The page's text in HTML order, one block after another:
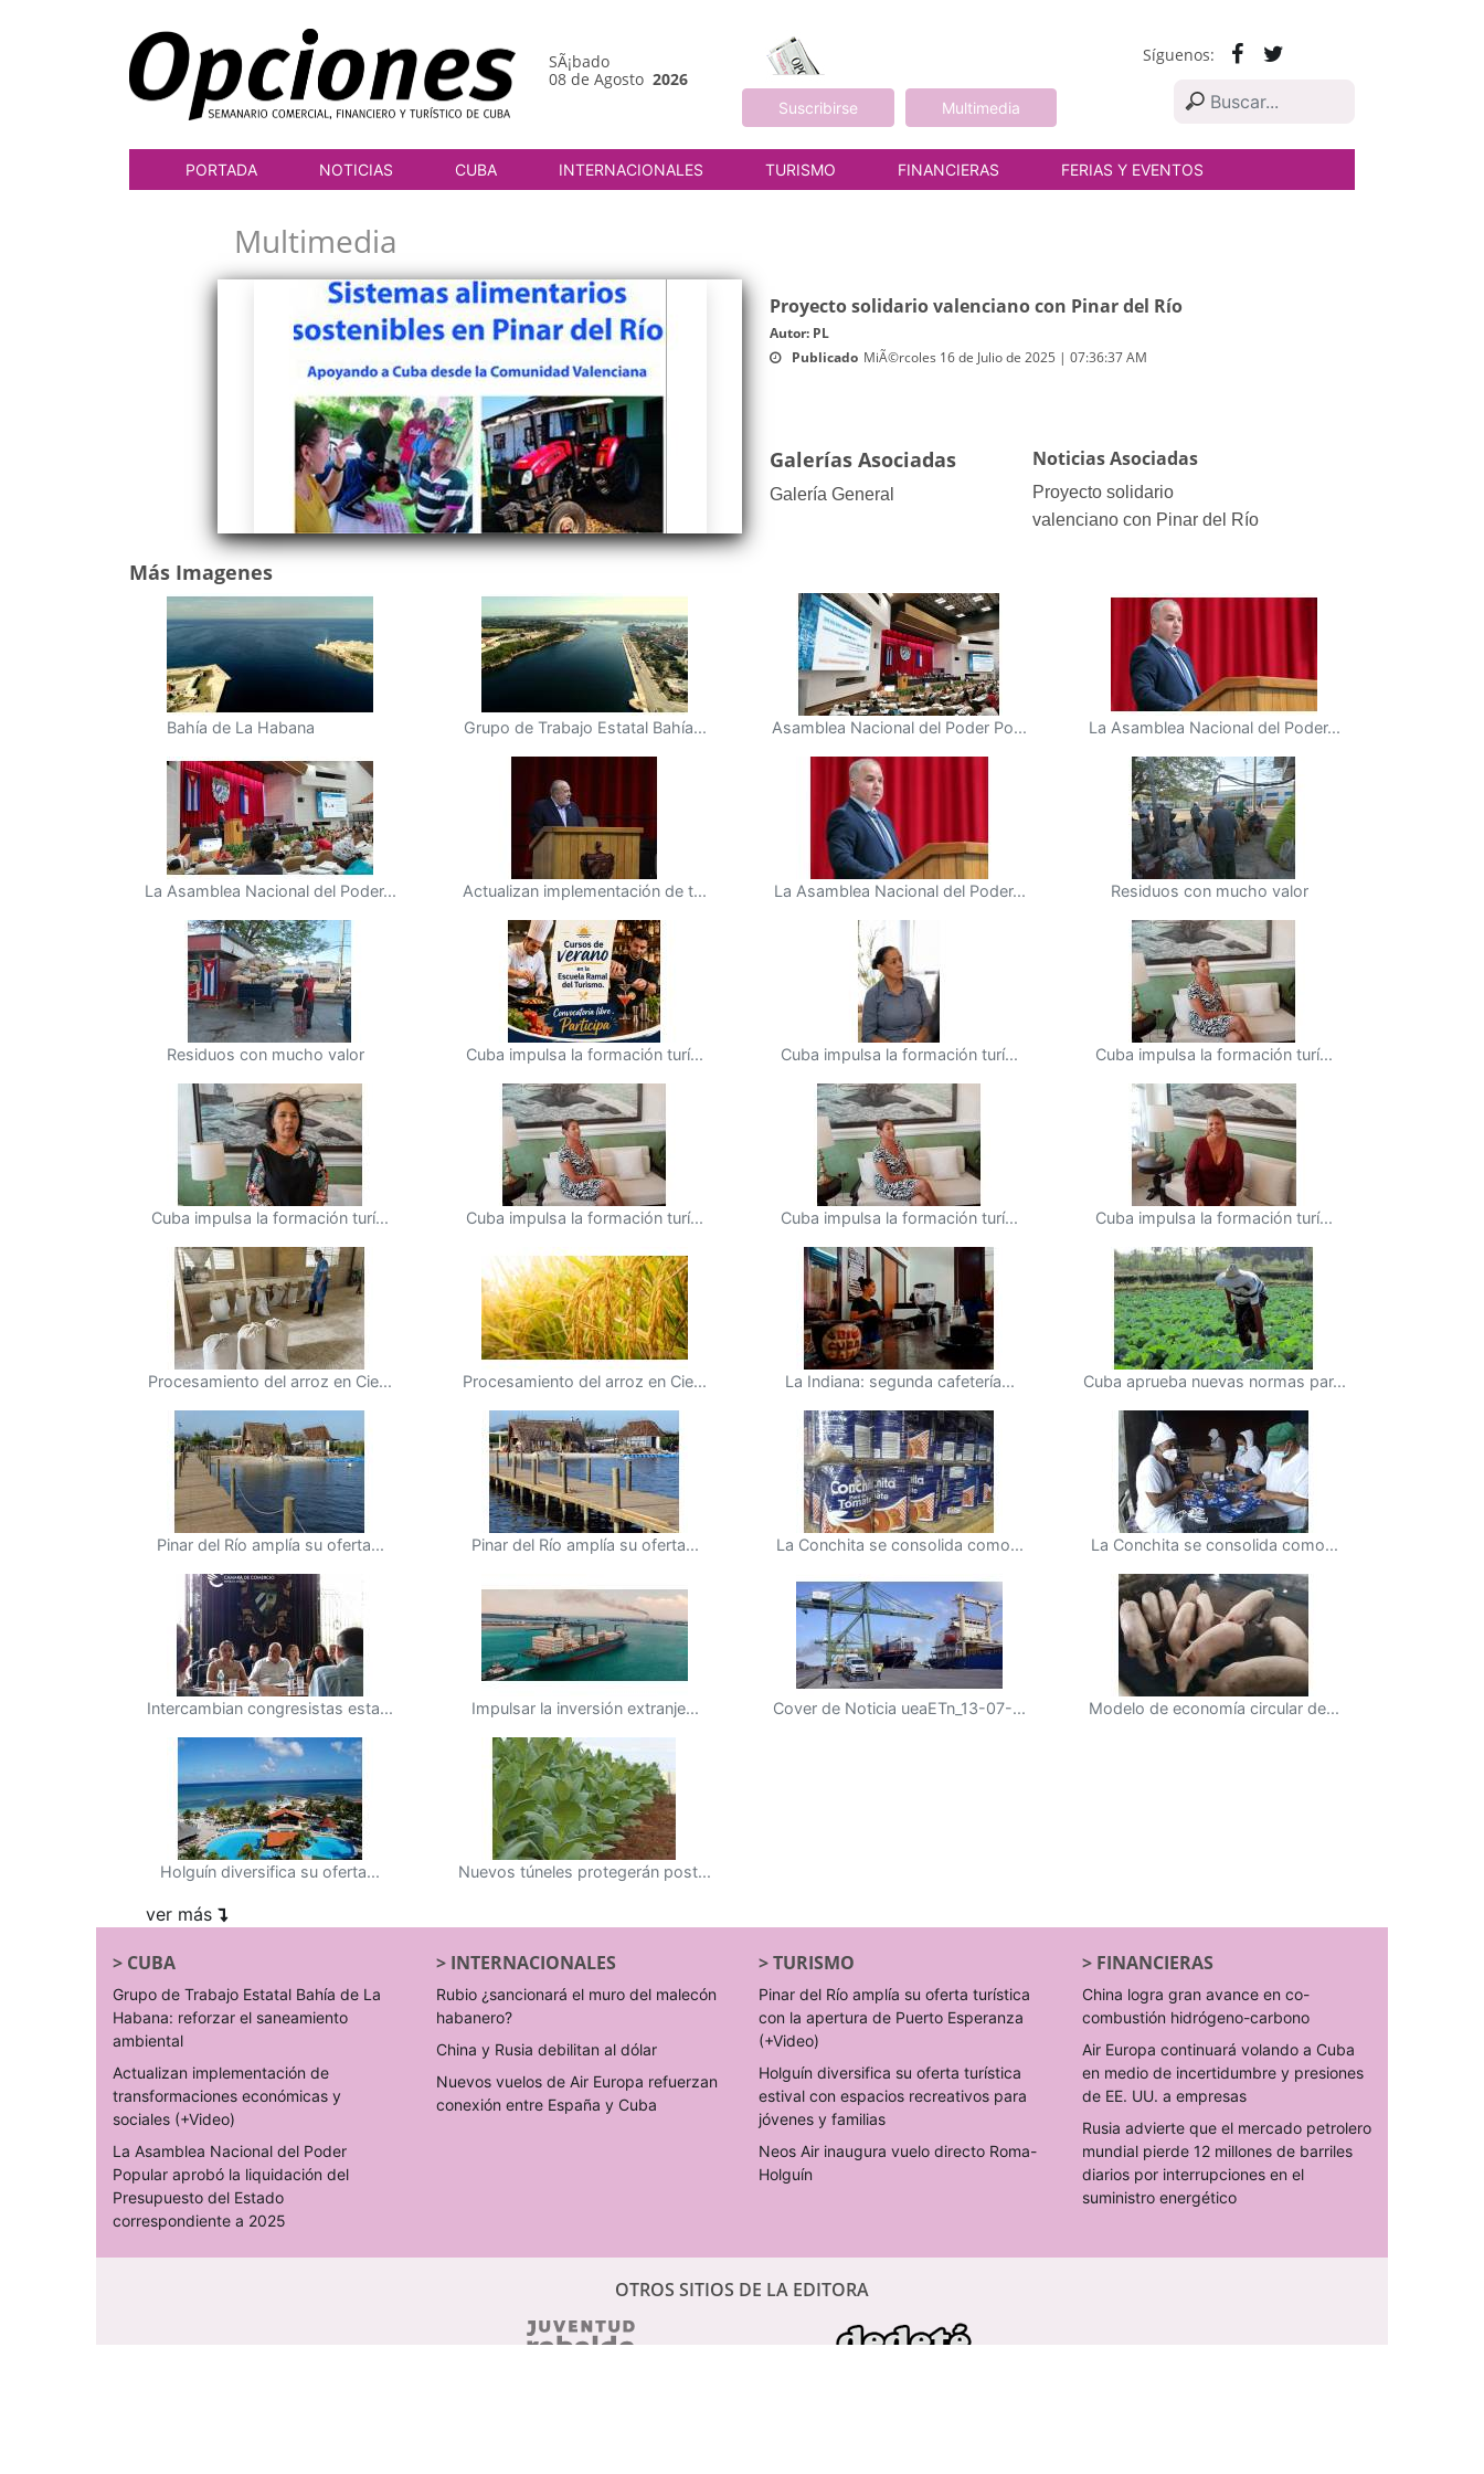
SÃ¡bado
08 de Agosto 2026
Suscribirse Multimedia
Síguenos:
PORTADA NOTICIAS CUBA INTERNACIONALES TURISMO FINANCIERAS FERIAS Y EVENTOS
Multimedia
Proyecto solidario valenciano con Pinar del Río
Autor: PL
Publicado MiÃ©rcoles 16 de Julio de 2025 | 07:36:37 AM
Galerías Asociadas
Galería General
Noticias Asociadas
Proyecto solidario
valenciano con Pinar del Río
Más Imagenes
Bahía de La Habana Grupo de Trabajo Estatal Bahía... Asamblea Nacional del Poder Po... La Asamblea Nacional del Poder...
La Asamblea Nacional del Poder... Actualizan implementación de t... La Asamblea Nacional del Poder... Residuos con mucho valor
Residuos con mucho valor Cuba impulsa la formación turí... Cuba impulsa la formación turí... Cuba impulsa la formación turí...
Cuba impulsa la formación turí... Cuba impulsa la formación turí... Cuba impulsa la formación turí... Cuba impulsa la formación turí...
Procesamiento del arroz en Cie... Procesamiento del arroz en Cie... La Indiana: segunda cafetería... Cuba aprueba nuevas normas par...
Pinar del Río amplía su oferta... Pinar del Río amplía su oferta... La Conchita se consolida como... La Conchita se consolida como...
Intercambian congresistas esta... Impulsar la inversión extranje... Cover de Noticia ueaETn_13-07-... Modelo de economía circular de...
Holguín diversifica su oferta... Nuevos túneles protegerán post...
ver más
> CUBA
Grupo de Trabajo Estatal Bahía de La
Habana: reforzar el saneamiento
ambiental
Actualizan implementación de
transformaciones económicas y
sociales (+Video)
La Asamblea Nacional del Poder
Popular aprobó la liquidación del
Presupuesto del Estado
correspondiente a 2025
> INTERNACIONALES
Rubio ¿sancionará el muro del malecón
habanero?
China y Rusia debilitan al dólar
Nuevos vuelos de Air Europa refuerzan
conexión entre España y Cuba
>TURISMO
Pinar del Río amplía su oferta turística
con la apertura de Puerto Esperanza
(+Video)
Holguín diversifica su oferta turística
estival con espacios recreativos para
jóvenes y familias
Neos Air inaugura vuelo directo Roma-
Holguín
> FINANCIERAS
China logra gran avance en co-
combustión hidrógeno-carbono
Air Europa continuará volando a Cuba
en medio de incertidumbre y presiones
de EE. UU. a empresas
Rusia advierte que el mercado petrolero
mundial pierde 12 millones de barriles
diarios por interrupciones en el
suministro energético
OTROS SITIOS DE LA EDITORA